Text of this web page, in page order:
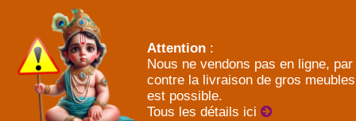
Attention :
Nous ne vendons pas en ligne, par
contre la livraison de gros meubles
est possible.
Tous les détails ici